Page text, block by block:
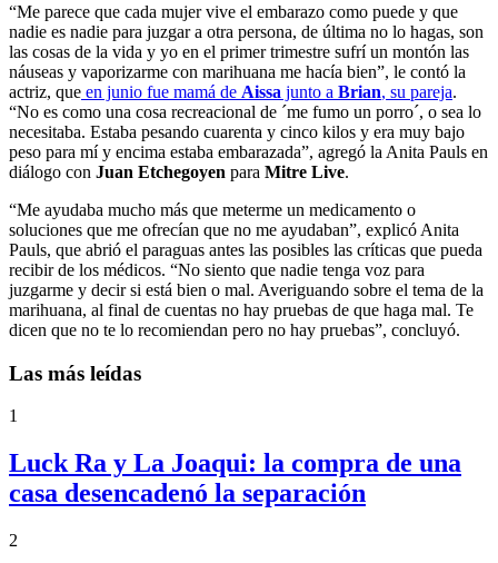
“Me parece que cada mujer vive el embarazo como puede y que
nadie es nadie para juzgar a otra persona, de última no lo hagas, son
las cosas de la vida y yo en el primer trimestre sufrí un montón las
náuseas y vaporizarme con marihuana me hacía bien”, le contó la
actriz, que en junio fue mamá de Aissa junto a Brian, su pareja.
“No es como una cosa recreacional de ´me fumo un porro´, o sea lo
necesitaba. Estaba pesando cuarenta y cinco kilos y era muy bajo
peso para mí y encima estaba embarazada”, agregó la Anita Pauls en
diálogo con Juan Etchegoyen para Mitre Live.
“Me ayudaba mucho más que meterme un medicamento o
soluciones que me ofrecían que no me ayudaban”, explicó Anita
Pauls, que abrió el paraguas antes las posibles las críticas que pueda
recibir de los médicos. “No siento que nadie tenga voz para
juzgarme y decir si está bien o mal. Averiguando sobre el tema de la
marihuana, al final de cuentas no hay pruebas de que haga mal. Te
dicen que no te lo recomiendan pero no hay pruebas”, concluyó.
Las más leídas
1
Luck Ra y La Joaqui: la compra de una
casa desencadenó la separación
2